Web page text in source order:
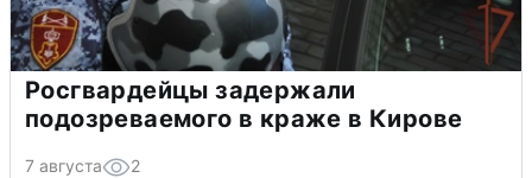
Росгвардейцы задержали
подозреваемого в краже в Кирове
7 августа 2